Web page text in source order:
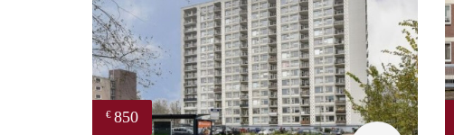
€ 850
finder